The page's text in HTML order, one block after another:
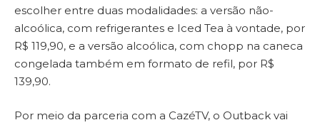
escolher entre duas modalidades: a versão não-
alcoólica, com refrigerantes e Iced Tea à vontade, por
R$ 119,90, e a versão alcoólica, com chopp na caneca
congelada também em formato de refil, por R$
139,90.
Por meio da parceria com a CazéTV, o Outback vai